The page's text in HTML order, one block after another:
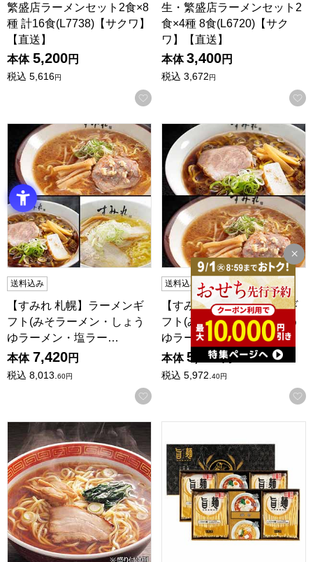
繁盛店ラーメンセット2食×8
種 計16食(L7738)【サクワ】
【直送】
本体 5,200円
税込 5,616円
お気に入りに登録する
生・繁盛店ラーメンセット2
食×4種 8食(L6720)【サク
ワ】【直送】
本体 3,400円
税込 3,672円
【すみれ 札幌】ラーメンギフト(みそラーメン・しょうゆ
送料込み
【すみれ 札幌】ラーメンギ
フト(みそラーメン・しょう
ゆラーメン・塩ラー…
本体 7,420円
税込 8,013.60円
お気に入りに登録する
【すみれ 札幌】ラーメンギ
送料込み
【すみれ 札幌】ラーメンギ
フト(みそラーメン・しょう
ゆラーメン)計4食…
本体 5,530円
税込 5,972. 40円
【キンレイ】具付き醤油ラーメン 236g(75162)【サクワ】